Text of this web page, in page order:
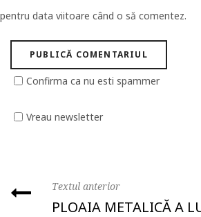
pentru data viitoare când o să comentez.
Confirma ca nu esti spammer
Vreau newsletter
Textul anterior
PLOAIA METALICĂ A